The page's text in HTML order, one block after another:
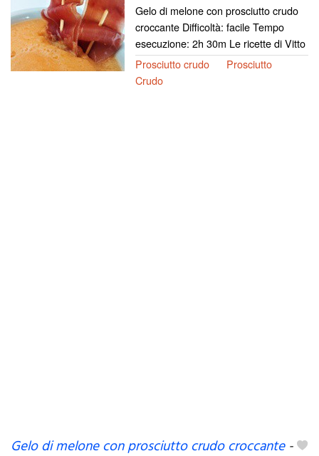
Gelo di melone con prosciutto crudo
croccante Difficoltà: facile Tempo
esecuzione: 2h 30m Le ricette di Vitto
Prosciutto crudo
Prosciutto
Crudo
Gelo di melone con prosciutto crudo croccante-